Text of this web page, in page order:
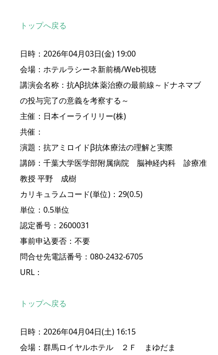
トップへ戻る
日時：2026年04月03日(金) 19:00
会場：ホテルラシーネ新前橋/Web視聴
講演会名称：抗Aβ抗体薬治療の最前線～ドナネマブ
の投与完了の意義を考察する～
主催：日本イーライリリー(株)
共催：
演題：抗アミロイドβ抗体療法の理解と実際
講師：千葉大学医学部附属病院 脳神経内科 診療准
教授 平野 成樹
カリキュラムコード(単位)：29(0.5)
単位：0.5単位
認定番号：2600031
事前申込要否：不要
問合せ先電話番号：080-2432-6705
URL：
トップへ戻る
日時：2026年04月04日(土) 16:15
会場：群馬ロイヤルホテル ２Ｆ まゆだま